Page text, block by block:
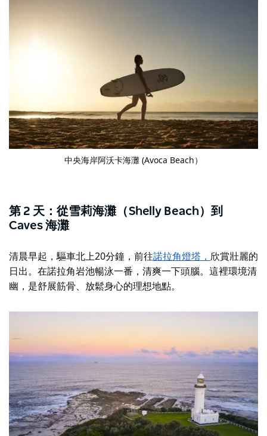
中央海岸阿沃卡海灘 (Avoca Beach）
第 2 天：從雪莉海灘（Shelly Beach）到
Caves 海灘
清晨早起，驅車北上20分鐘，前往諾拉角燈塔 ， 欣賞壯麗的
日出。在諾拉角岩池暢泳一番，清爽一下頭腦。這裡環境清
幽，是舒展筋骨、放鬆身心的理想地點。